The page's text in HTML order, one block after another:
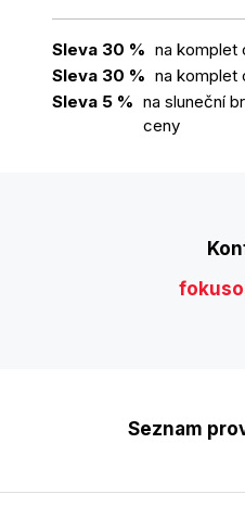
Sleva 30 % na komplet
Sleva 30 % na komplet
Sleva 5 % na sluneční
ceny
Seznam